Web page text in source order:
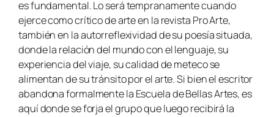
es fundamental. Lo será tempranamente cuando
ejerce como crítico de arte en la revista Pro Arte,
también en la autorreflexividad de su poesía situada,
donde la relación del mundo con el lenguaje, su
experiencia del viaje, su calidad de meteco se
alimentan de su tránsito por el arte. Si bien el escritor
abandona formalmente la Escuela de Bellas Artes, es
aquí donde se forja el grupo que luego recibirá la